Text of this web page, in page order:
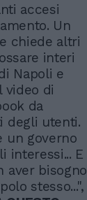
accesi
Un
chiede altri
interi
Napoli e
video di
da
degli utenti.
un governo
interessi... E
aver bisogno
stesso...",